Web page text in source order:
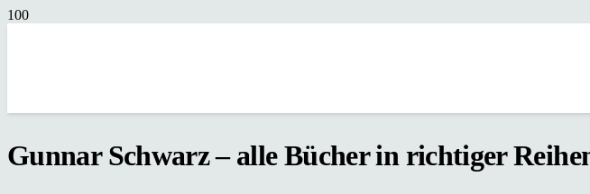
Gunnar Schwarz – alle Bücher in richtiger